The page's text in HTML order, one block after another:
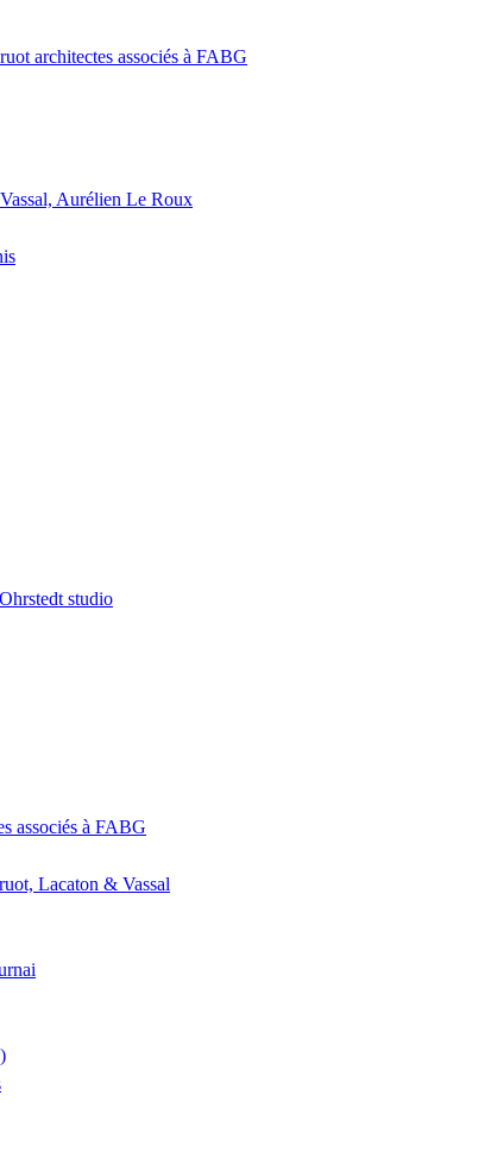
architectes associés à FABG
Aurélien Le Roux
studio
associés à FABG
Lacaton & Vassal